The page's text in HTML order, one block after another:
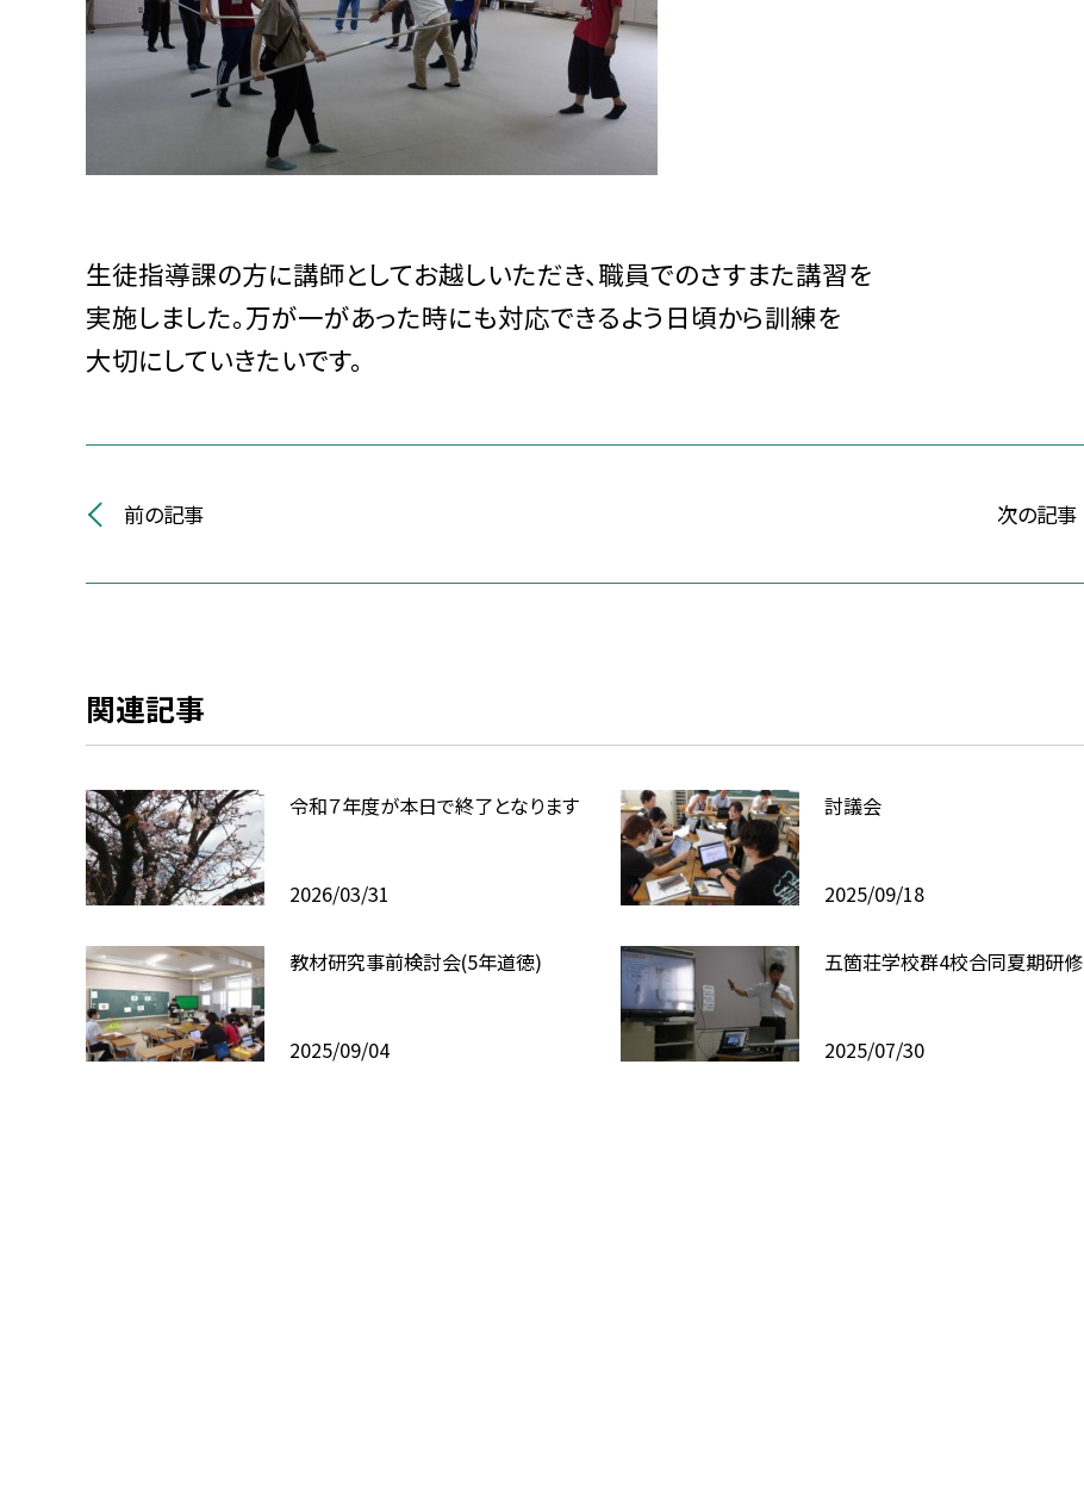
生徒指導課の方に講師としてお越しいただき、職員でのさすまた講習を
実施しました。万が一があった時にも対応できるよう日頃から訓練を
大切にしていきたいです。
前の記事 次の記事
関連記事
令和７年度が本日で終了となります
2026/03/31
討議会
2025/09/18
教材研究事前検討会(5年道徳)
2025/09/04
五箇荘学校群4校合同夏期研修
2025/07/30